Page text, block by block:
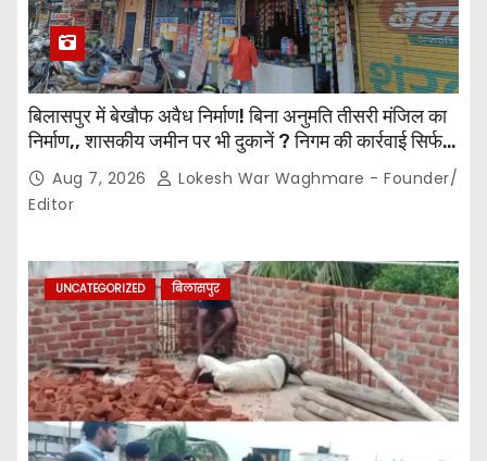
बिलासपुर में बेखौफ अवैध निर्माण! बिना अनुमति तीसरी मंजिल का
निर्माण,, शासकीय जमीन पर भी दुकानें ? निगम की कार्रवाई सिर्फ
नोटिस तक सीमित? मुख्य मार्ग पर नियमों की खुलेआम अनदेखी,
जिम्मेदार अधिकारियों की कार्यप्रणाली पर उठे सवाल…
Aug 7, 2026
Lokesh War Waghmare - Founder/
Editor
UNCATEGORIZED बिलासपुर